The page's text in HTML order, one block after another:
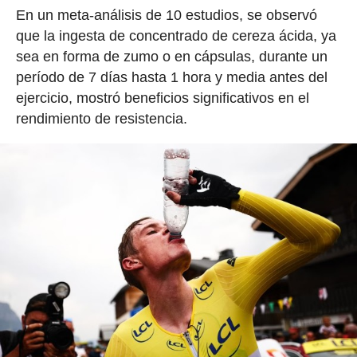
En un meta-análisis de 10 estudios, se observó
que la ingesta de concentrado de cereza ácida, ya
sea en forma de zumo o en cápsulas, durante un
período de 7 días hasta 1 hora y media antes del
ejercicio, mostró beneficios significativos en el
rendimiento de resistencia.